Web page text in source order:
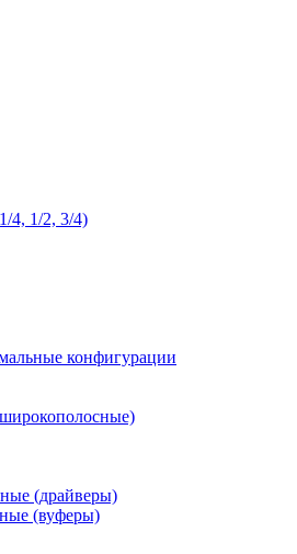
4, 1/2, 3/4)
конфигурации
(драйверы)
(вуферы)